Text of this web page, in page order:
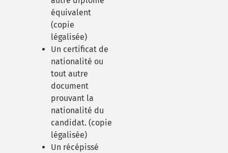
équivalent
(copie
légalisée)
Un certificat de
nationalité ou
tout autre
document
prouvant la
nationalité du
candidat. (copie
légalisée)
Un récépissé